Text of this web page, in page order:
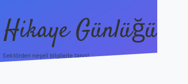
Günlüğü
Sektörden neşeli bilgilerle tanış!